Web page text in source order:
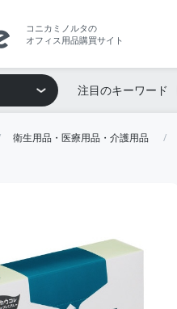
コニカミノルタの
オフィス用品購買サイト
注目のキーワード
衛生用品・医療用品・介護用品